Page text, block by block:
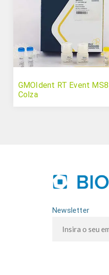
GMOIdent RT Event MS8
Colza
Newsletter